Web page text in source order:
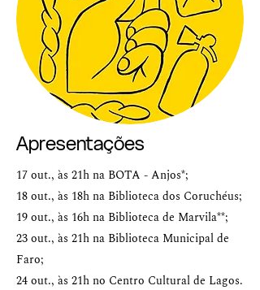
Apresentações
17 out., às 21h na BOTA - Anjos*;
18 out., às 18h na Biblioteca dos Coruchéus;
19 out., às 16h na Biblioteca de Marvila**;
23 out., às 21h na Biblioteca Municipal de
Faro;
24 out., às 21h no Centro Cultural de Lagos.